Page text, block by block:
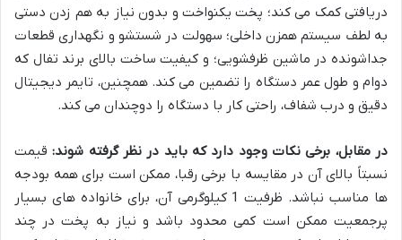
دریافتی کمک می کند؛ پخت یکنواخت و بدون نیاز به هم زدن دستی
به لطف سیستم همزن داخلی؛ سهولت در شستشو و نگهداری قطعات
جداشونده در ماشین ظرفشویی؛ و کیفیت ساخت بالای برند تفال که
دوام و طول عمر دستگاه را تضمین می کند. همچنین، تایمر دیجیتال
دقیق و درب شفاف، راحتی کار با دستگاه را دوچندان می کند.
در مقابل، برخی نکات وجود دارد که باید در نظر گرفته شوند:قیمت
نسبتاً بالای آن در مقایسه با برخی رقبا، ممکن است برای همه بودجه
ها مناسب نباشد. ظرفیت 1 کیلوگرمی آن، برای خانواده های بسیار
پرجمعیت ممکن است کمی محدود باشد و نیاز به پخت در چند